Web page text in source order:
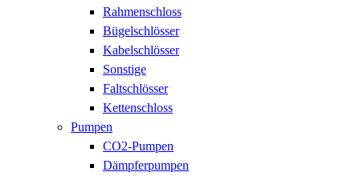
Rahmenschloss
Bügelschlösser
Kabelschlösser
Sonstige
Faltschlösser
Kettenschloss
Pumpen
CO2-Pumpen
Dämpferpumpen